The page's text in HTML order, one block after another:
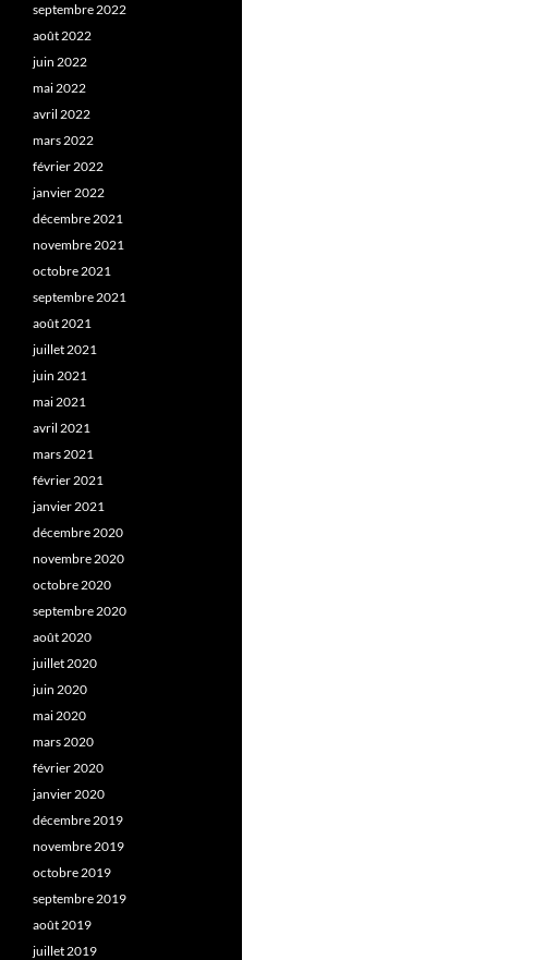
septembre 2022
août 2022
juin 2022
mai 2022
avril 2022
mars 2022
février 2022
janvier 2022
décembre 2021
novembre 2021
octobre 2021
septembre 2021
août 2021
juillet 2021
juin 2021
mai 2021
avril 2021
mars 2021
février 2021
janvier 2021
décembre 2020
novembre 2020
octobre 2020
septembre 2020
août 2020
juillet 2020
juin 2020
mai 2020
mars 2020
février 2020
janvier 2020
décembre 2019
novembre 2019
octobre 2019
septembre 2019
août 2019
juillet 2019